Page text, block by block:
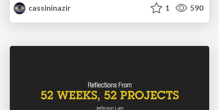
cassininazir 1 590